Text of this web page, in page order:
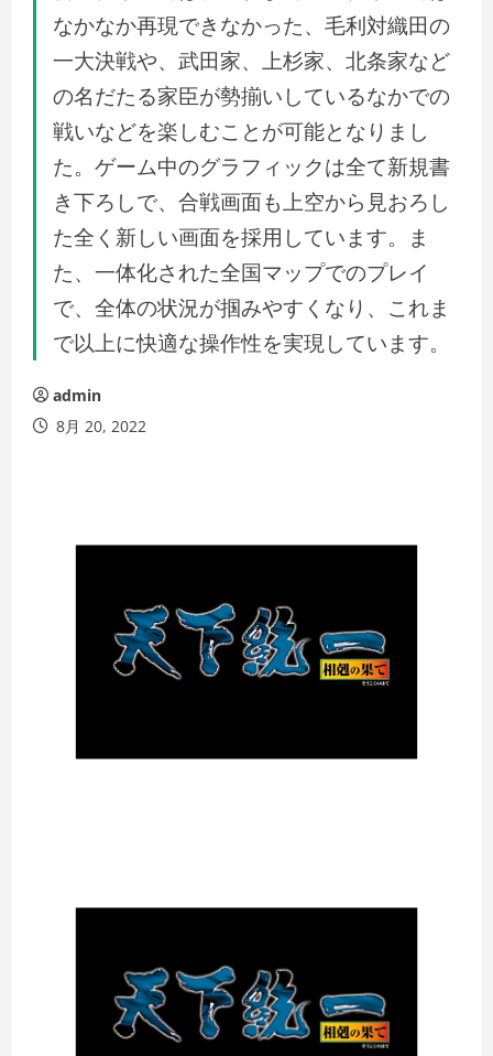
なかなか再現できなかった、毛利対織田の
一大決戦や、武田家、上杉家、北条家など
の名だたる家臣が勢揃いしているなかでの
戦いなどを楽しむことが可能となりまし
た。ゲーム中のグラフィックは全て新規書
き下ろしで、合戦画面も上空から見おろし
た全く新しい画面を採用しています。ま
た、一体化された全国マップでのプレイ
で、全体の状況が掴みやすくなり、これま
で以上に快適な操作性を実現しています。
admin
8月 20, 2022